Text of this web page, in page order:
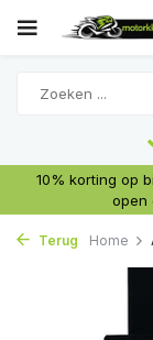
10% korting op
open
Terug Home